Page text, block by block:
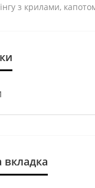
з крилами,
вкладка